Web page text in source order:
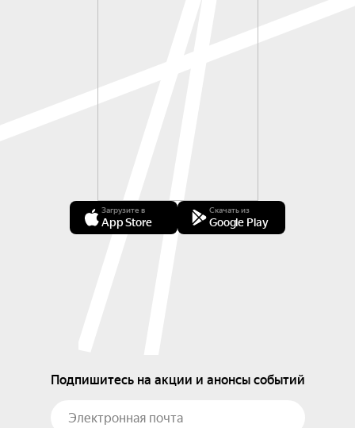
Загрузите в
App Store
Скачать из
Google Play
Подпишитесь на акции и анонсы событий